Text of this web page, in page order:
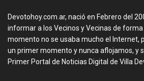
Devotohoy.com.ar, nació en Febrero del
informar a los Vecinos y Vecinas de forma
momento no se usaba mucho el Internet,
un primer momento y nunca aflojamos, y
Primer Portal de Noticias Digital de Villa